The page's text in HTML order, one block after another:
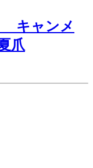
キャンメ
爪